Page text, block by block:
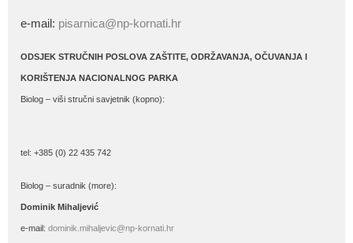
e-mail: pisarnica@np-kornati.hr
ODSJEK STRUČNIH POSLOVA ZAŠTITE, ODRŽAVANJA, OČUVANJA I
KORIŠTENJA NACIONALNOG PARKA
Biolog – viši stručni savjetnik (kopno):
tel: +385 (0) 22 435 742
Biolog – suradnik (more):
Dominik Mihaljević
e-mail: dominik.mihaljevic@np-kornati.hr